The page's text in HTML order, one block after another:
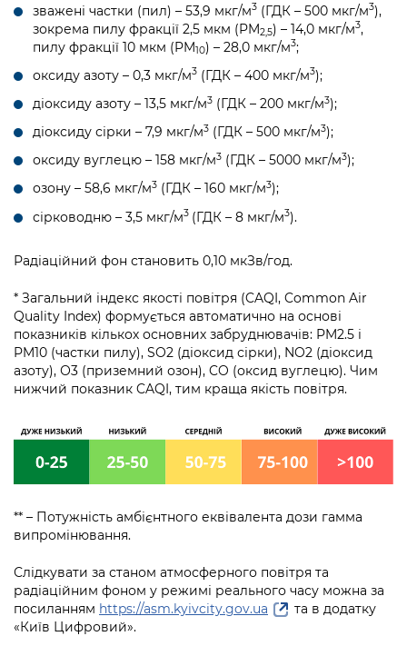
зважені частки (пил) – 53,9 мкг/м3 (ГДК – 500 мкг/м3),
зокрема пилу фракції 2,5 мкм (PM2,5) – 14,0 мкг/м3,
пилу фракції 10 мкм (PM10) – 28,0 мкг/м3;
оксиду азоту – 0,3 мкг/м3 (ГДК – 400 мкг/м3);
діоксиду азоту – 13,5 мкг/м3 (ГДК – 200 мкг/м3);
діоксиду сірки – 7,9 мкг/м3 (ГДК – 500 мкг/м3);
оксиду вуглецю – 158 мкг/м3 (ГДК – 5000 мкг/м3);
озону – 58,6 мкг/м3 (ГДК – 160 мкг/м3);
сірководню – 3,5 мкг/м3 (ГДК – 8 мкг/м3).
Радіаційний фон становить 0,10 мкЗв/год.
* Загальний індекс якості повітря (CAQI, Common Air
Quality Index) формується автоматично на основі
показників кількох основних забруднювачів: PM2.5 і
PM10 (частки пилу), SO2 (діоксид сірки), NO2 (діоксид
азоту), О3 (приземний озон), CO (оксид вуглецю). Чим
нижчий показник CAQI, тим краща якість повітря.
** – Потужність амбієнтного еквівалента дози гамма
випромінювання.
Слідкувати за станом атмосферного повітря та
радіаційним фоном у режимі реального часу можна за
посиланням https://asm.kyivcity.gov.ua
та в додатку
«Київ Цифровий».